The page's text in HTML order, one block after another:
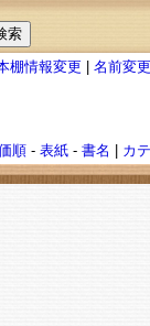
棚情報変更 |名前変
順 -表紙 -書名 カ